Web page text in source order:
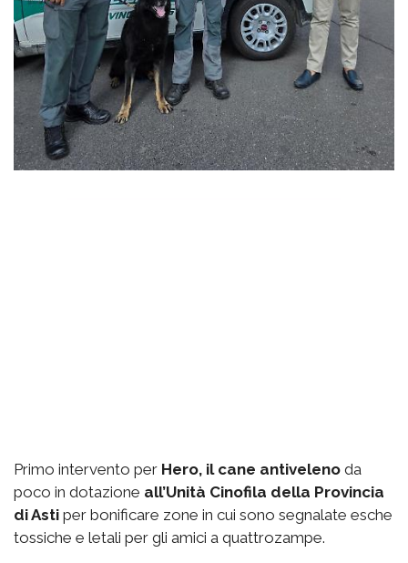
Primo intervento per Hero, il cane antiveleno da
poco in dotazione all’Unità Cinofila della Provincia
di Asti per bonificare zone in cui sono segnalate esche
tossiche e letali per gli amici a quattrozampe.